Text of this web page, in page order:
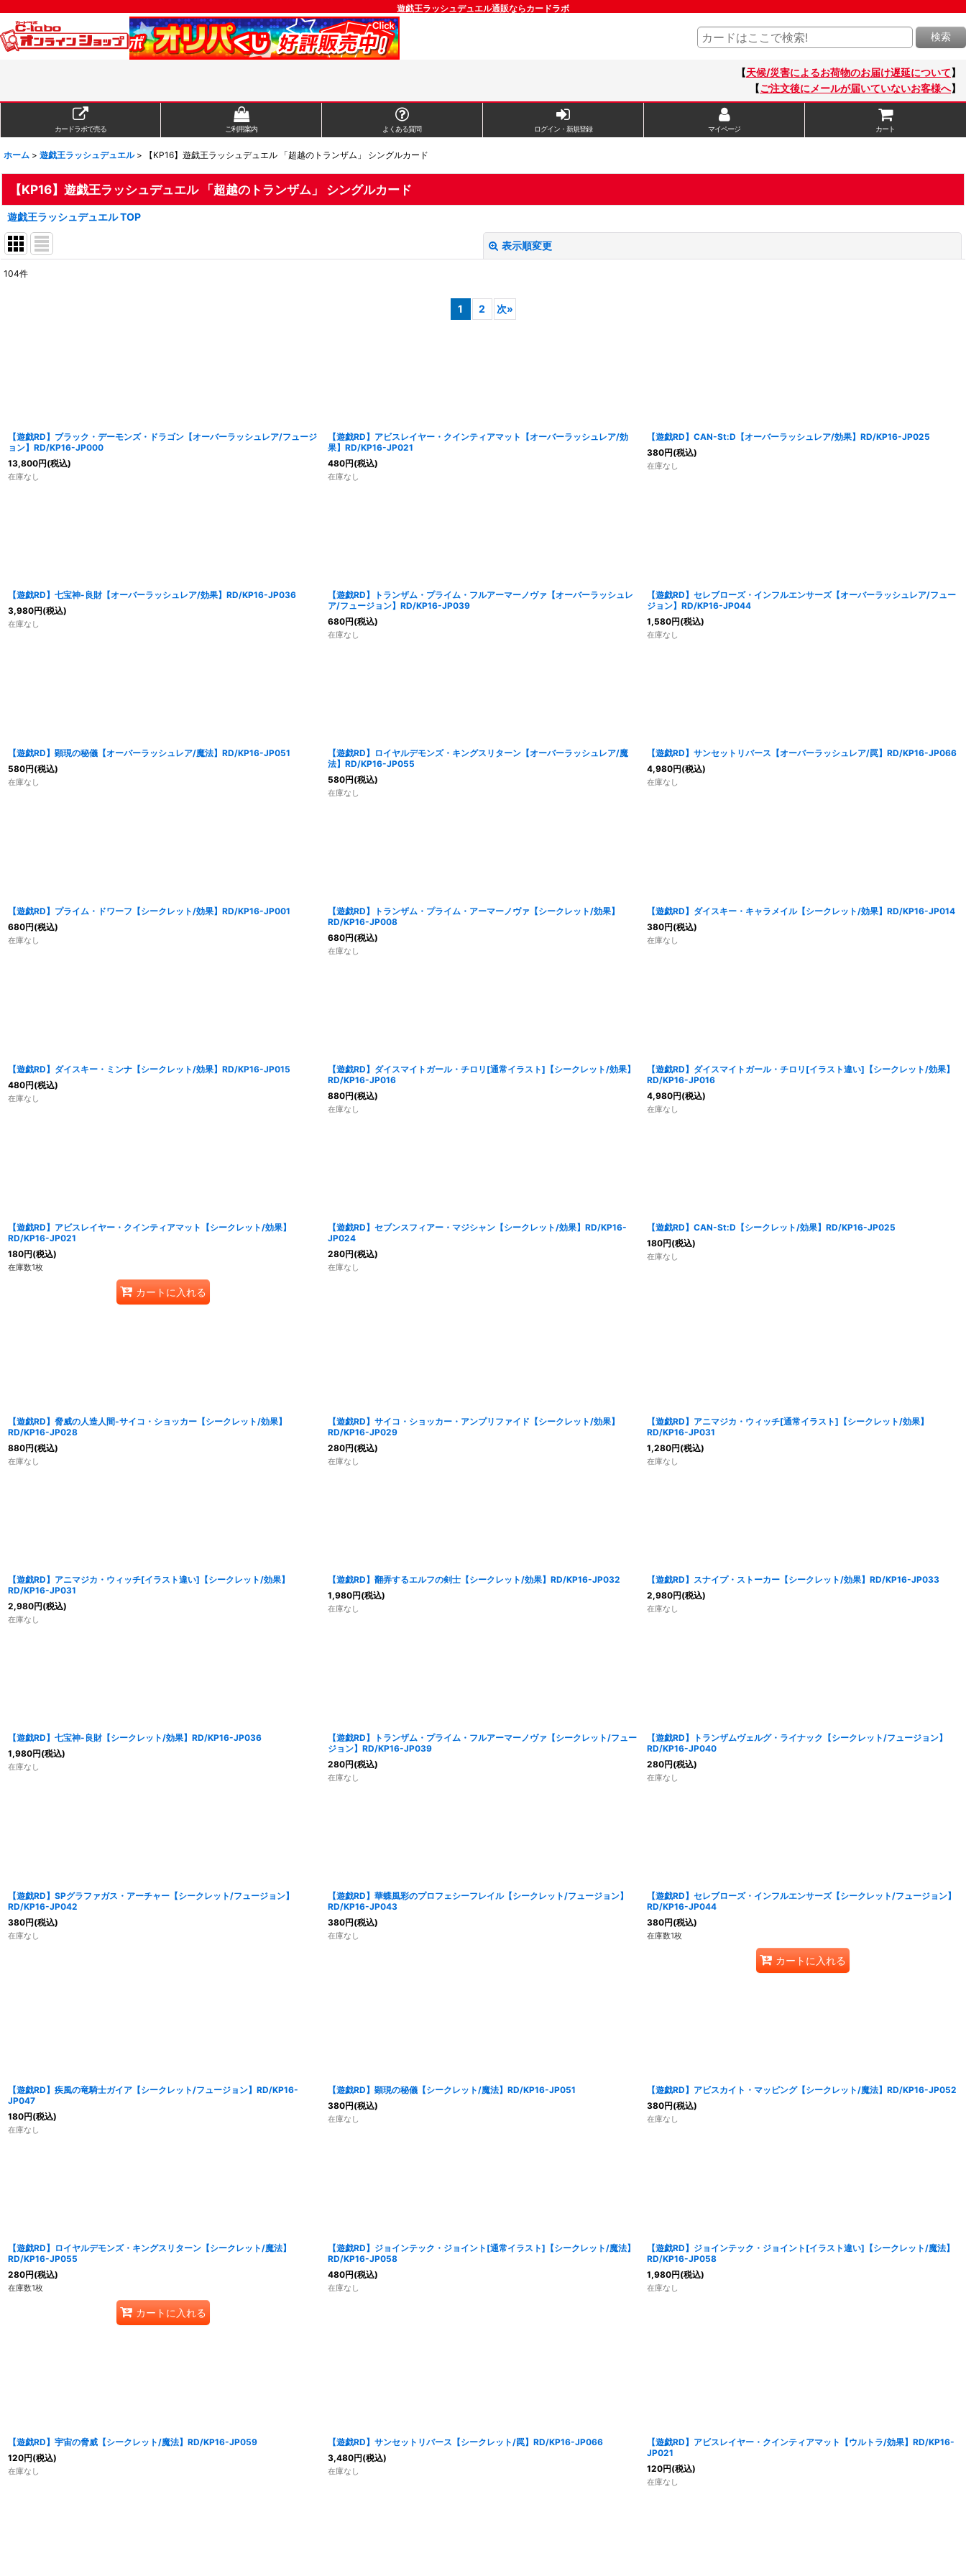
遊戯王ラッシュデュエル通販ならカードラボ
検索
【天候/災害によるお荷物のお届け遅延について】
【ご注文後にメールが届いていないお客様へ】
カードラボで売る ご利用案内 よくある質問 ログイン・新規登録 マイページ カート
ホーム > 遊戯王ラッシュデュエル > 【KP16】遊戯王ラッシュデュエル 「超越のトランザム」 シングルカード
【KP16】遊戯王ラッシュデュエル 「超越のトランザム」 シングルカード
遊戯王ラッシュデュエル TOP
表示順変更
104件
1 2 次»
【遊戯RD】ブラック・デーモンズ・ドラゴン【オーバーラッシュレア/フュージ
ョン】RD/KP16-JP000
13,800円(税込)
在庫なし
【遊戯RD】アビスレイヤー・クインティアマット【オーバーラッシュレア/効
果】RD/KP16-JP021
480円(税込)
在庫なし
【遊戯RD】CAN-St:D【オーバーラッシュレア/効果】RD/KP16-JP025
380円(税込)
在庫なし
【遊戯RD】七宝神-良財【オーバーラッシュレア/効果】RD/KP16-JP036
3,980円(税込)
在庫なし
【遊戯RD】トランザム・プライム・フルアーマーノヴァ【オーバーラッシュレ
ア/フュージョン】RD/KP16-JP039
680円(税込)
在庫なし
【遊戯RD】セレブローズ・インフルエンサーズ【オーバーラッシュレア/フュー
ジョン】RD/KP16-JP044
1,580円(税込)
在庫なし
【遊戯RD】顕現の秘儀【オーバーラッシュレア/魔法】RD/KP16-JP051
580円(税込)
在庫なし
【遊戯RD】ロイヤルデモンズ・キングスリターン【オーバーラッシュレア/魔
法】RD/KP16-JP055
580円(税込)
在庫なし
【遊戯RD】サンセットリバース【オーバーラッシュレア/罠】RD/KP16-JP066
4,980円(税込)
在庫なし
【遊戯RD】プライム・ドワーフ【シークレット/効果】RD/KP16-JP001
680円(税込)
在庫なし
【遊戯RD】トランザム・プライム・アーマーノヴァ【シークレット/効果】
RD/KP16-JP008
680円(税込)
在庫なし
【遊戯RD】ダイスキー・キャラメイル【シークレット/効果】RD/KP16-JP014
380円(税込)
在庫なし
【遊戯RD】ダイスキー・ミンナ【シークレット/効果】RD/KP16-JP015
480円(税込)
在庫なし
【遊戯RD】ダイスマイトガール・チロリ[通常イラスト]【シークレット/効果】
RD/KP16-JP016
880円(税込)
在庫なし
【遊戯RD】ダイスマイトガール・チロリ[イラスト違い]【シークレット/効果】
RD/KP16-JP016
4,980円(税込)
在庫なし
【遊戯RD】アビスレイヤー・クインティアマット【シークレット/効果】
RD/KP16-JP021
180円(税込)
在庫数1枚
カートに入れる
【遊戯RD】セブンスフィアー・マジシャン【シークレット/効果】RD/KP16-
JP024
280円(税込)
在庫なし
【遊戯RD】CAN-St:D【シークレット/効果】RD/KP16-JP025
180円(税込)
在庫なし
【遊戯RD】脅威の人造人間-サイコ・ショッカー【シークレット/効果】
RD/KP16-JP028
880円(税込)
在庫なし
【遊戯RD】サイコ・ショッカー・アンプリファイド【シークレット/効果】
RD/KP16-JP029
280円(税込)
在庫なし
【遊戯RD】アニマジカ・ウィッチ[通常イラスト]【シークレット/効果】
RD/KP16-JP031
1,280円(税込)
在庫なし
【遊戯RD】アニマジカ・ウィッチ[イラスト違い]【シークレット/効果】
RD/KP16-JP031
2,980円(税込)
在庫なし
【遊戯RD】翻弄するエルフの剣士【シークレット/効果】RD/KP16-JP032
1,980円(税込)
在庫なし
【遊戯RD】スナイプ・ストーカー【シークレット/効果】RD/KP16-JP033
2,980円(税込)
在庫なし
【遊戯RD】七宝神-良財【シークレット/効果】RD/KP16-JP036
1,980円(税込)
在庫なし
【遊戯RD】トランザム・プライム・フルアーマーノヴァ【シークレット/フュー
ジョン】RD/KP16-JP039
280円(税込)
在庫なし
【遊戯RD】トランザムヴェルグ・ライナック【シークレット/フュージョン】
RD/KP16-JP040
280円(税込)
在庫なし
【遊戯RD】SPグラファガス・アーチャー【シークレット/フュージョン】
RD/KP16-JP042
380円(税込)
在庫なし
【遊戯RD】華蝶風彩のプロフェシーフレイル【シークレット/フュージョン】
RD/KP16-JP043
380円(税込)
在庫なし
【遊戯RD】セレブローズ・インフルエンサーズ【シークレット/フュージョン】
RD/KP16-JP044
380円(税込)
在庫数1枚
カートに入れる
【遊戯RD】疾風の竜騎士ガイア【シークレット/フュージョン】RD/KP16-
JP047
180円(税込)
在庫なし
【遊戯RD】顕現の秘儀【シークレット/魔法】RD/KP16-JP051
380円(税込)
在庫なし
【遊戯RD】アビスカイト・マッピング【シークレット/魔法】RD/KP16-JP052
380円(税込)
在庫なし
【遊戯RD】ロイヤルデモンズ・キングスリターン【シークレット/魔法】
RD/KP16-JP055
280円(税込)
在庫数1枚
カートに入れる
【遊戯RD】ジョインテック・ジョイント[通常イラスト]【シークレット/魔法】
RD/KP16-JP058
480円(税込)
在庫なし
【遊戯RD】ジョインテック・ジョイント[イラスト違い]【シークレット/魔法】
RD/KP16-JP058
1,980円(税込)
在庫なし
【遊戯RD】宇宙の脅威【シークレット/魔法】RD/KP16-JP059
120円(税込)
在庫なし
【遊戯RD】サンセットリバース【シークレット/罠】RD/KP16-JP066
3,480円(税込)
在庫なし
【遊戯RD】アビスレイヤー・クインティアマット【ウルトラ/効果】RD/KP16-
JP021
120円(税込)
在庫なし